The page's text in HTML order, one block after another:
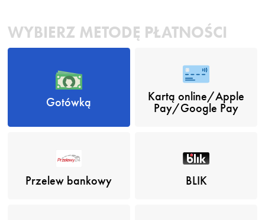
WYBIERZ METODĘ PŁATNOŚCI
Gotówką
Kartą online/Apple
Pay/Google Pay
Przelew bankowy BLIK